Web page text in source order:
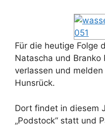
Für die heutige Folge
Natascha und Branko
verlassen und
Hunsrück.
Dort findet in diesem
„Podstock“ statt und